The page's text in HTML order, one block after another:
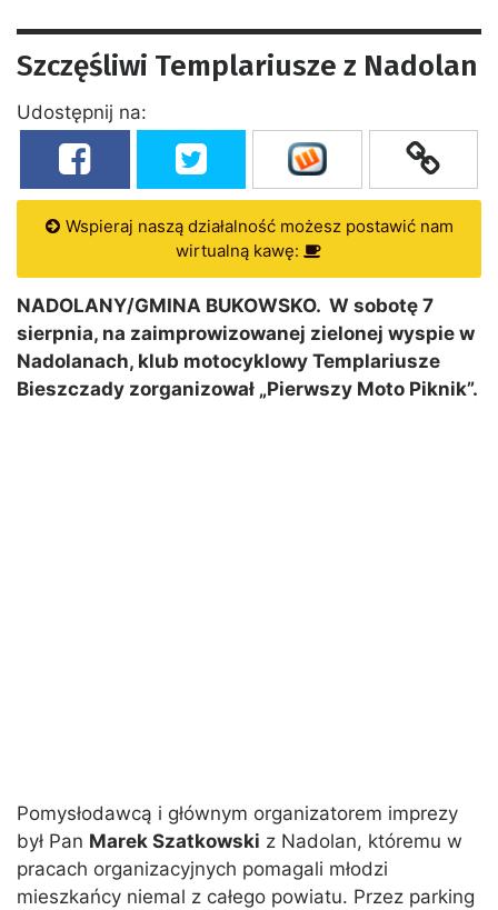
Szczęśliwi Templariusze z Nadolan
Udostępnij na:
Wspieraj naszą działalność możesz postawić nam
wirtualną kawę:
NADOLANY/GMINA BUKOWSKO. W sobotę 7
sierpnia, na zaimprowizowanej zielonej wyspie w
Nadolanach, klub motocyklowy Templariusze
Bieszczady zorganizował „Pierwszy Moto Piknik”.
Pomysłodawcą i głównym organizatorem imprezy
był Pan Marek Szatkowski z Nadolan, któremu w
pracach organizacyjnych pomagali młodzi
mieszkańcy niemal z całego powiatu. Przez parking